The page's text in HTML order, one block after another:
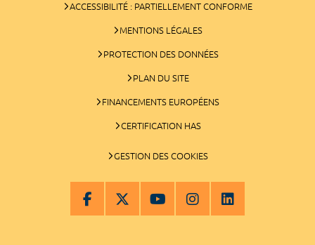
ACCESSIBILITÉ : PARTIELLEMENT CONFORME
MENTIONS LÉGALES
PROTECTION DES DONNÉES
PLAN DU SITE
FINANCEMENTS EUROPÉENS
CERTIFICATION HAS
GESTION DES COOKIES